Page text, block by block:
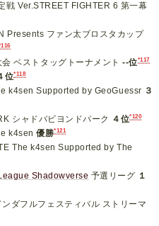
戦 Ver.STREET FIGHTER 6 第一幕
Presents ファン太ブロスタカップ
会 ベストタッグトーナメント--位*117
位*118
k4sen Supported by GeoGuessr ３
シャドバビヨンドパーク ４位*120
k4sen優勝*121
The k4sen Supported by The
Shadowverse 予選リーグ １
ンダフルフェスティバル ストリーマ